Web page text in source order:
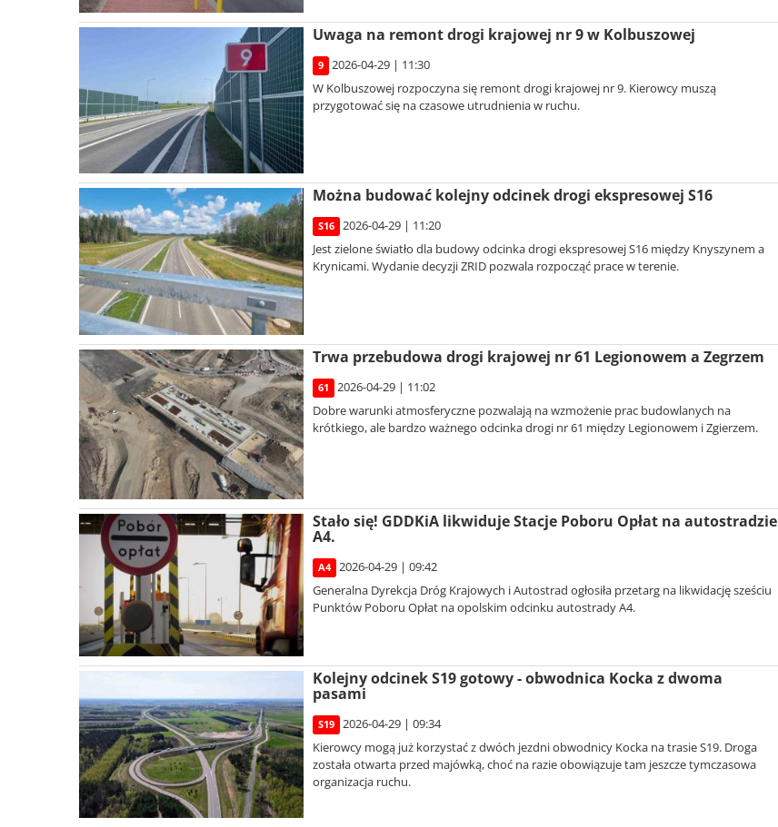
Uwaga na remont drogi krajowej nr 9 w Kolbuszowej
9
2026-04-29 | 11:30
W Kolbuszowej rozpoczyna się remont drogi krajowej nr 9. Kierowcy muszą
przygotować się na czasowe utrudnienia w ruchu.
Można budować kolejny odcinek drogi ekspresowej S16
S16
2026-04-29 | 11:20
Jest zielone światło dla budowy odcinka drogi ekspresowej S16 między Knyszynem a
Krynicami. Wydanie decyzji ZRID pozwala rozpocząć prace w terenie.
Trwa przebudowa drogi krajowej nr 61 Legionowem a Zegrzem
61
2026-04-29 | 11:02
Dobre warunki atmosferyczne pozwalają na wzmożenie prac budowlanych na
krótkiego, ale bardzo ważnego odcinka drogi nr 61 między Legionowem i Zgierzem.
Stało się! GDDKiA likwiduje Stacje Poboru Opłat na autostradzie
A4.
A4
2026-04-29 | 09:42
Generalna Dyrekcja Dróg Krajowych i Autostrad ogłosiła przetarg na likwidację sześciu
Punktów Poboru Opłat na opolskim odcinku autostrady A4.
Kolejny odcinek S19 gotowy - obwodnica Kocka z dwoma
pasami
S19
2026-04-29 | 09:34
Kierowcy mogą już korzystać z dwóch jezdni obwodnicy Kocka na trasie S19. Droga
została otwarta przed majówką, choć na razie obowiązuje tam jeszcze tymczasowa
organizacja ruchu.